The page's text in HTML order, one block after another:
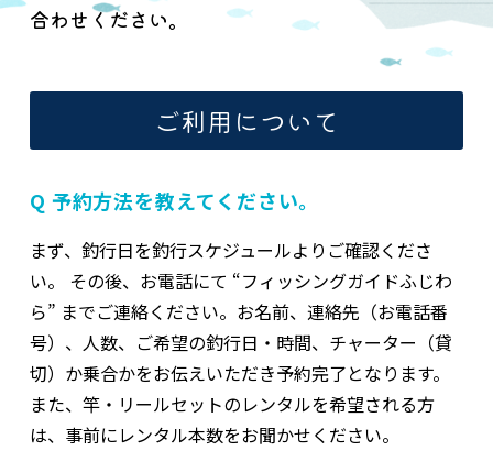
合わせください。
ご利用について
Q 予約方法を教えてください。
まず、釣行日を釣行スケジュールよりご確認くださ
い。 その後、お電話にて “フィッシングガイドふじわ
ら” までご連絡ください。お名前、連絡先（お電話番
号）、人数、ご希望の釣行日・時間、チャーター（貸
切）か乗合かをお伝えいただき予約完了となります。
また、竿・リールセットのレンタルを希望される方
は、事前にレンタル本数をお聞かせください。